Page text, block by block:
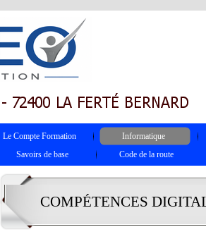
Le Compte Formation Informatique
Savoirs de base Code de la route
COMPÉTENCES